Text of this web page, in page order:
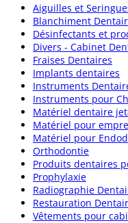
Aiguilles et
Blanchiment
Désinfectants et
Divers - Cabinet
Fraises Dentaires
Implants dentaires
Instruments
Instruments pour
Matériel dentaire
Matériel pour
Matériel pour
Orthodontie
Produits dentaires
Prophylaxie
Radiographie
Restauration
Vêtements pour